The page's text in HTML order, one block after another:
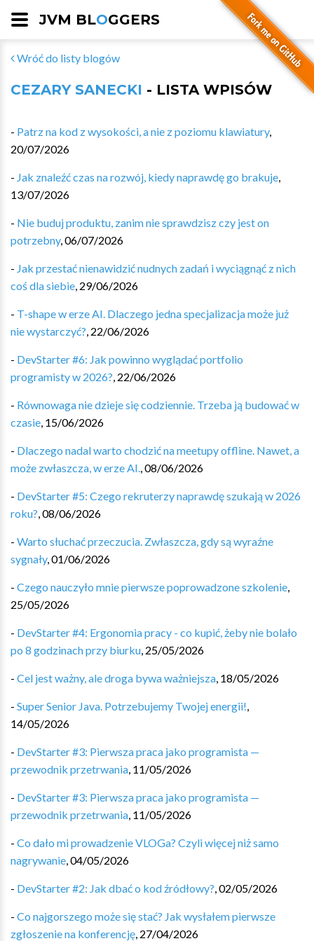
JVM BLOGGERS
Wróć do listy blogów
CEZARY SANECKI - LISTA WPISÓW
- Patrz na kod z wysokości, a nie z poziomu klawiatury,
20/07/2026
- Jak znaleźć czas na rozwój, kiedy naprawdę go brakuje,
13/07/2026
- Nie buduj produktu, zanim nie sprawdzisz czy jest on
potrzebny,06/07/2026
- Jak przestać nienawidzić nudnych zadań i wyciągnąć z nich
coś dla siebie, 29/06/2026
- T-shape w erze AI. Dlaczego jedna specjalizacja może już
nie wystarczyć?, 22/06/2026
- DevStarter #6: Jak powinno wyglądać portfolio
programisty w 2026?, 22/06/2026
- Równowaga nie dzieje się codziennie. Trzeba ją budować w
czasie, 15/06/2026
- Dlaczego nadal warto chodzić na meetupy offline. Nawet, a
może zwłaszcza, w erze AI.,08/06/2026
- DevStarter #5: Czego rekruterzy naprawdę szukają w 2026
roku?,08/06/2026
- Warto słuchać przeczucia. Zwłaszcza, gdy są wyraźne
sygnały,01/06/2026
- Czego nauczyło mnie pierwsze poprowadzone szkolenie,
25/05/2026
- DevStarter #4: Ergonomia pracy - co kupić, żeby nie bolało
po 8 godzinach przy biurku, 25/05/2026
- Cel jest ważny, ale droga bywa ważniejsza, 18/05/2026
- Super Senior Java. Potrzebujemy Twojej energii!,
14/05/2026
- DevStarter #3: Pierwsza praca jako programista —
przewodnik przetrwania, 11/05/2026
- DevStarter #3: Pierwsza praca jako programista —
przewodnik przetrwania, 11/05/2026
- Co dało mi prowadzenie VLOGa? Czyli więcej niż samo
nagrywanie,04/05/2026
- DevStarter #2: Jak dbać o kod źródłowy?,02/05/2026
- Co najgorszego może się stać? Jak wysłałem pierwsze
zgłoszenie na konferencję, 27/04/2026